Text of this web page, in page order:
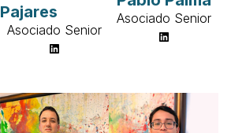
Pajares
Asociado Senior
LinkedIn
Asociado Senior
LinkedIn